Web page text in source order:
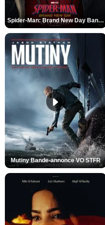
Spider-Man: Brand New Day Bande-annonce VO STFR
Mutiny Bande-annonce VO STFR